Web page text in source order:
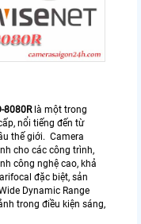
8080Rlà một trong
nổi tiếng đến từ
thế giới. Camera
cho các công trình,
công nghệ cao, khả
đặc biệt, sản
Dynamic Range
trong điều kiện sáng,